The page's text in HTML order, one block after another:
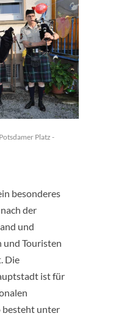
Platz -
besonderes
der
und
Touristen
Die
ist für
besteht unter